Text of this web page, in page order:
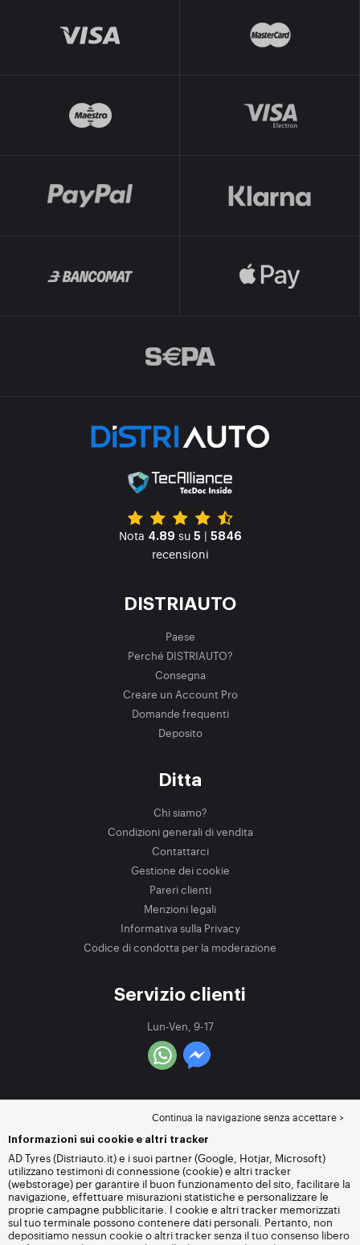
Nota 4.89 su 5 | 5846
recensioni
DISTRIAUTO
Paese
Perché DISTRIAUTO?
Consegna
Creare un Account Pro
Domande frequenti
Deposito
Ditta
Chi siamo?
Condizioni generali di vendita
Contattarci
Gestione dei cookie
Pareri clienti
Menzioni legali
Informativa sulla Privacy
Codice di condotta per la moderazione
Servizio clienti
Lun-Ven, 9-17
Continua la navigazione senza accettare >
Informazioni sui cookie e altri tracker
AD Tyres (Distriauto.it) e i suoi partner (Google, Hotjar, Microsoft)
utilizzano testimoni di connessione (cookie) e altri tracker
(webstorage) per garantire il buon funzionamento del sito, facilitare la
navigazione, effettuare misurazioni statistiche e personalizzare le
proprie campagne pubblicitarie. I cookie e altri tracker memorizzati
sul tuo terminale possono contenere dati personali. Pertanto, non
depositiamo nessun cookie o altri tracker senza il tuo consenso libero